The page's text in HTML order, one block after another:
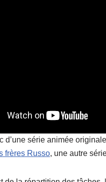
d’une série animée
frères Russo, une autre